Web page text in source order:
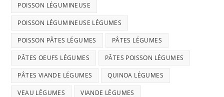
POISSON LÉGUMINEUSE
POISSON LÉGUMINEUSE LÉGUMES
POISSON PÂTES LÉGUMES PÂTES LÉGUMES
PÂTES OEUFS LÉGUMES PÂTES POISSON LÉGUMES
PÂTES VIANDE LÉGUMES QUINOA LÉGUMES
VEAU LÉGUMES VIANDE LÉGUMES